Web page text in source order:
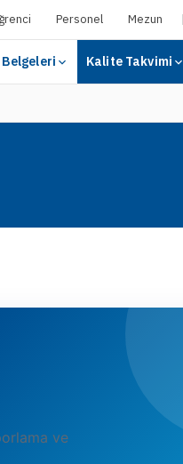
Personel Mezun
Kalite Takvimi
ve